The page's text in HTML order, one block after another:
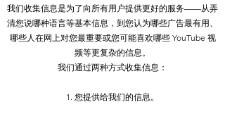
资料来源
除非获得我们的书面许可，否则您不得
分发或商业利用内容。您也不得将其传
输或存储在任何其他网站或其他形式的
电子检索系统中
我们收集信息是为了向所有用户提供更好的服务——从弄
清您说哪种语言等基本信息，到您认为哪些广告最有用、
哪些人在网上对您最重要或您可能喜欢哪些 YouTube 视
频等更复杂的信息。
我们通过两种方式收集信息：
1. 您提供给我们的信息。